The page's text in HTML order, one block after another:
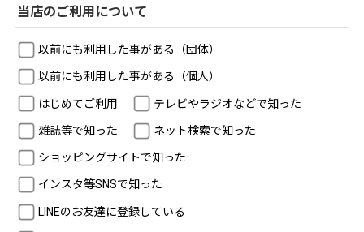
当店のご利用について
以前にも利用した事がある（団体）
以前にも利用した事がある（個人）
はじめてご利用 テレビやラジオなどで知った
雑誌等で知った ネット検索で知った
ショッピングサイトで知った
インスタ等SNSで知った
LINEのお友達に登録している